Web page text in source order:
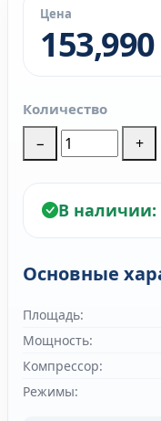
Цена
Количество
− +
В наличии:
Основные
Площадь:
Мощность:
Компрессор:
Режимы: